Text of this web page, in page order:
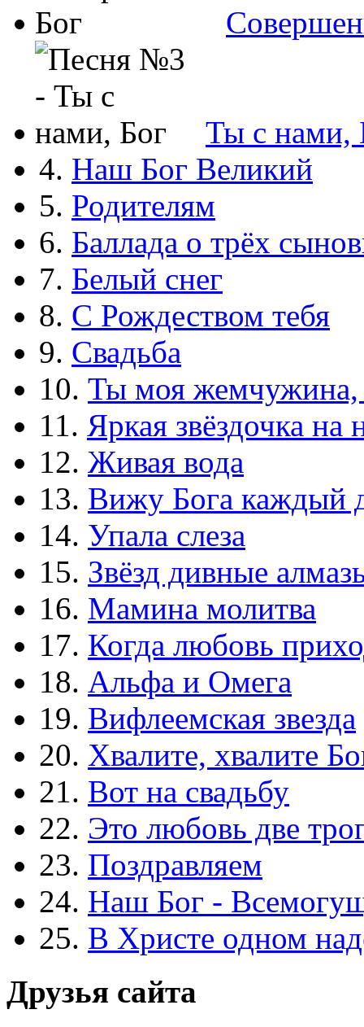
Ты с нами,
4. Наш Бог Великий
5. Родителям
6. Баллада о трёх
7. Белый снег
8. С Рождеством тебя
9. Свадьба
10. Ты моя жемчужина,
11. Яркая звёздочка на
12. Живая вода
13. Вижу Бога каждый
14. Упала слеза
15. Звёзд дивные
16. Мамина молитва
17. Когда любовь
18. Альфа и Омега
19. Вифлеемская звезда
20. Хвалите, хвалите
21. Вот на свадьбу
22. Это любовь две
23. Поздравляем
24. Наш Бог -
25. В Христе одном
Друзья сайта